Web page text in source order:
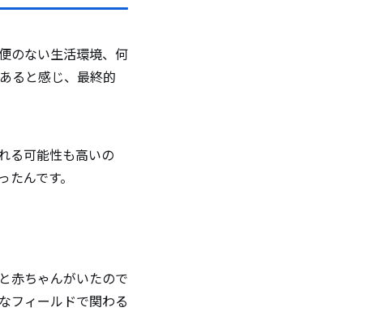
のない生活環境、何
ると感じ、最終的
る可能性も高いの
んです。
赤ちゃんがいたので
フィールドで関わる